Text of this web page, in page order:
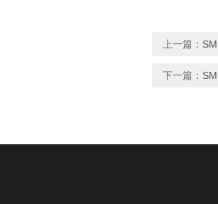
上一篇：
下一篇：